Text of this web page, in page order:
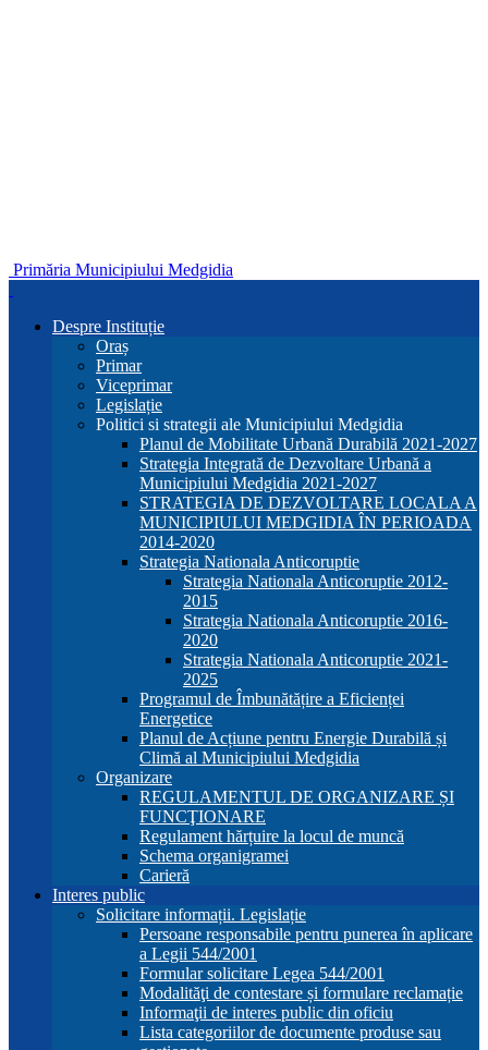
Primăria Municipiului Medgidia
Despre Instituție
Oraș
Primar
Viceprimar
Legislație
Politici si strategii ale Municipiului Medgidia
Planul de Mobilitate Urbană Durabilă 2021-2027
Strategia Integrată de Dezvoltare Urbană a
Municipiului Medgidia 2021-2027
STRATEGIA DE DEZVOLTARE LOCALA A
MUNICIPIULUI MEDGIDIA ÎN PERIOADA
2014-2020
Strategia Nationala Anticoruptie
Strategia Nationala Anticoruptie 2012-
2015
Strategia Nationala Anticoruptie 2016-
2020
Strategia Nationala Anticoruptie 2021-
2025
Programul de Îmbunătățire a Eficienței
Energetice
Planul de Acțiune pentru Energie Durabilă și
Climă al Municipiului Medgidia
Organizare
REGULAMENTUL DE ORGANIZARE ȘI
FUNCŢIONARE
Regulament hărțuire la locul de muncă
Schema organigramei
Carieră
Interes public
Solicitare informații. Legislație
Persoane responsabile pentru punerea în aplicare
a Legii 544/2001
Formular solicitare Legea 544/2001
Modalităţi de contestare și formulare reclamație
Informaţii de interes public din oficiu
Lista categoriilor de documente produse sau